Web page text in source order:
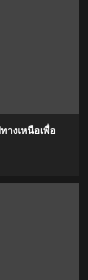
างเหนือเพื่อ